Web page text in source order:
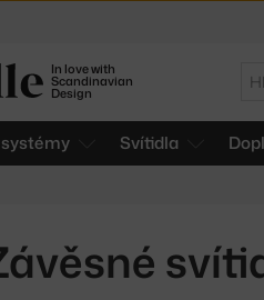
In love with
Scandinavian
Design
Svítidla